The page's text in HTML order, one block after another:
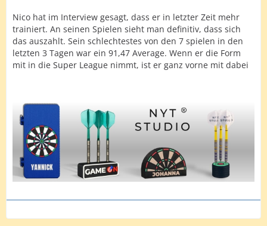
Nico hat im Interview gesagt, dass er in letzter Zeit mehr
trainiert. An seinen Spielen sieht man definitiv, dass sich
das auszahlt. Sein schlechtestes von den 7 spielen in den
letzten 3 Tagen war ein 91,47 Average. Wenn er die Form
mit in die Super League nimmt, ist er ganz vorne mit dabei